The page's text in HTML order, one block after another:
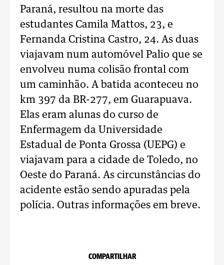
Paraná, resultou na morte das
estudantes Camila Mattos, 23, e
Fernanda Cristina Castro, 24. As duas
viajavam num automóvel Palio que se
envolveu numa colisão frontal com
um caminhão. A batida aconteceu no
km 397 da BR-277, em Guarapuava.
Elas eram alunas do curso de
Enfermagem da Universidade
Estadual de Ponta Grossa (UEPG) e
viajavam para a cidade de Toledo, no
Oeste do Paraná. As circunstâncias do
acidente estão sendo apuradas pela
polícia. Outras informações em breve.
COMPARTILHAR